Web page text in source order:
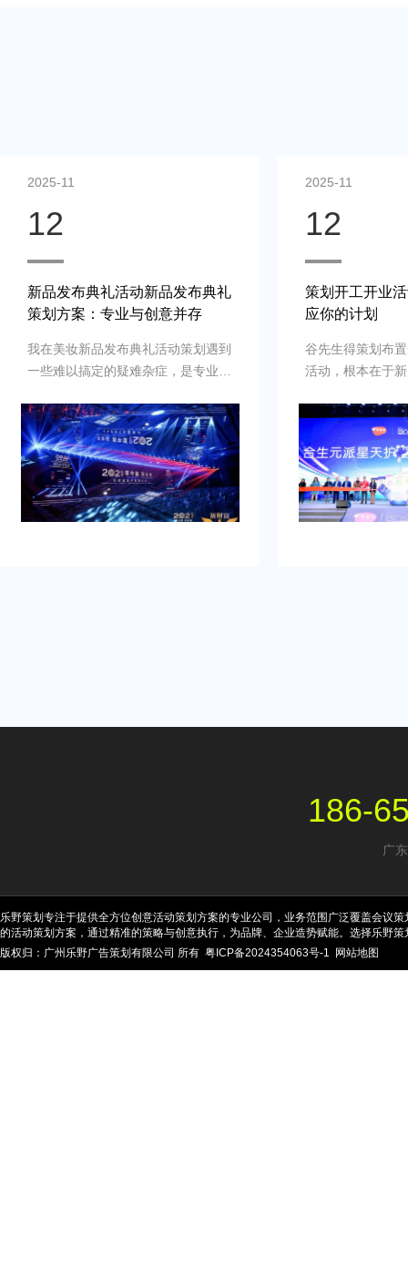
2025-11
12
新品发布典礼活动新品发布典礼
策划方案：专业与创意并存
我在美妆新品发布典礼活动策划遇到
一些难以搞定的疑难杂症，是专业新
助我完成，而且也是设计构想有创
意，重点考虑设计安排，整个美妆新
品发布典礼活动策划完美对应，下次
有需要还会选择乐野策划。
2025-11
12
策划开工开业
应你的计划
谷先生得策划布
活动，根本在于
并营造良好的品
到：增加曝光度
体，提高知名度
销售。可是鉴于
资源进行大规模
业的策划和执行
186-
广
乐野策划专注于提供全方位创意活动策划方案的专业公司，业务范围广泛覆盖会议
的活动策划方案，通过精准的策略与创意执行，为品牌、企业造势赋能。选择乐野
版权归：广州乐野广告策划有限公司 所有 粤ICP备2024354063号-1 网站地图